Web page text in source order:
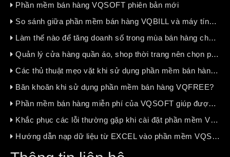
Phần mềm bán hàng VQSOFT phiên bản mới
So sánh giữa phần mềm bán hàng VQBILL và máy tính tiền chuyên dụng
Làm thế nào để tăng doanh số trong mùa bán hàng chậm ?
Quản lý cửa hàng quần áo, shop thời trang nên chọn phần mềm bán hàng nào?
Các thủ thuật mẹo vặt khi sử dụng phần mềm bán hàng VQSOFT
Băn khoăn khi sử dụng phần mềm bán hàng VQFREE?
Phần mềm bán hàng miễn phí của VQSOFT giúp được gì cho bạn ?
Khắc phục các lỗi thường gặp khi cài đặt phần mềm VQSOFT
Hướng dẫn nạp dữ liệu từ EXCEL vào phần mềm VQSOFT